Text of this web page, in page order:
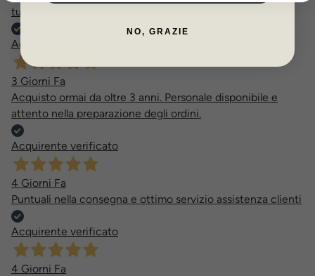
tutto perfetto e veloce!
Acquirente verificato
3 Giorni Fa
Acquisto ormai da oltre 3 anni. Personale disponibile e
attento nella preparazione degli ordini.
Acquirente verificato
4 Giorni Fa
Puntuali nella consegna e ottimo servizio assistenza clienti
Acquirente verificato
4 Giorni Fa
NO, GRAZIE